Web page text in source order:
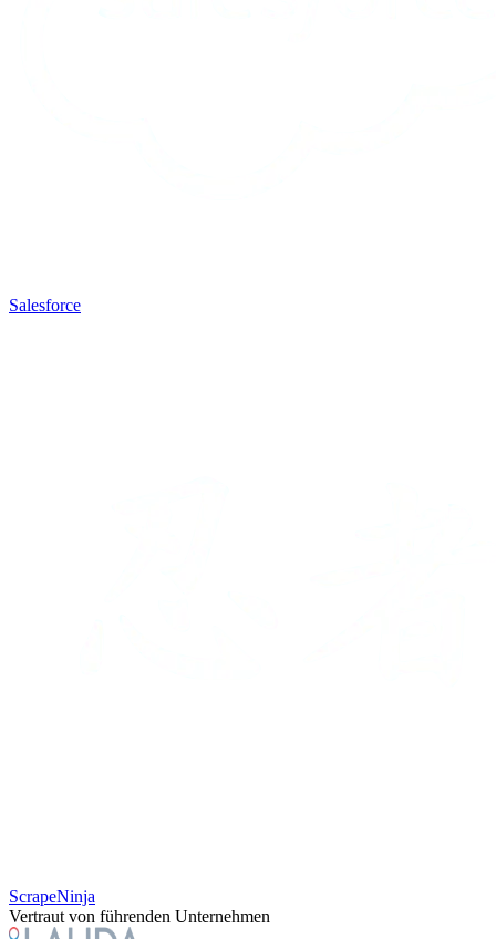
Salesforce
ScrapeNinja
Vertraut von führenden Unternehmen